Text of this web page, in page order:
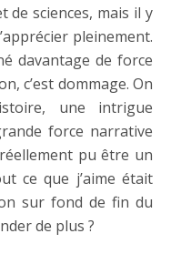
de sciences, mais il y
pleinement.
davantage de force
c’est dommage. On
une intrigue
force narrative
pu être un
ce que j’aime était
sur fond de fin du
de plus ?